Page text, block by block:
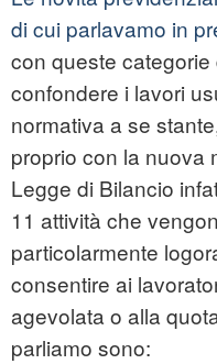
di cui parlavamo in
con queste
confondere i lavori
normativa a se
proprio con la nuova
Legge di Bilancio
11 attività che
particolarmente
consentire ai
agevolata o alla
parliamo sono: